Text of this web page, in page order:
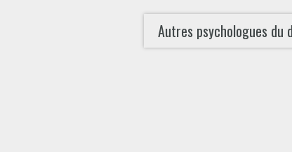
Autres psychologues du